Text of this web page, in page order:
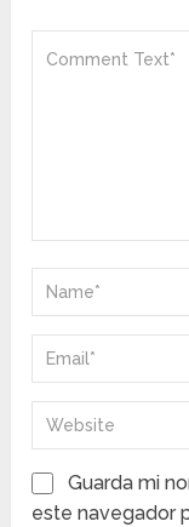
Guarda mi
este navegador